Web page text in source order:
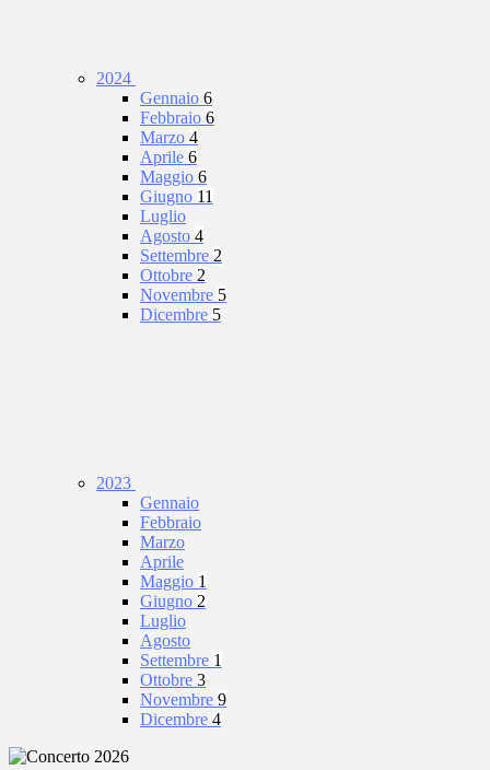
2024
Gennaio 6
Febbraio 6
Marzo 4
Aprile 6
Maggio 6
Giugno 11
Luglio
Agosto 4
Settembre 2
Ottobre 2
Novembre 5
Dicembre 5
2023
Gennaio
Febbraio
Marzo
Aprile
Maggio 1
Giugno 2
Luglio
Agosto
Settembre 1
Ottobre 3
Novembre 9
Dicembre 4